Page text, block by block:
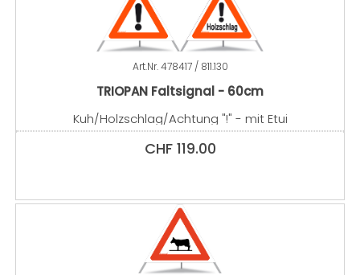
Art.Nr.478417 / 811.130
TRIOPAN Faltsignal - 60cm
Kuh/Holzschlag/Achtung "!" - mit Etui
CHF 119.00